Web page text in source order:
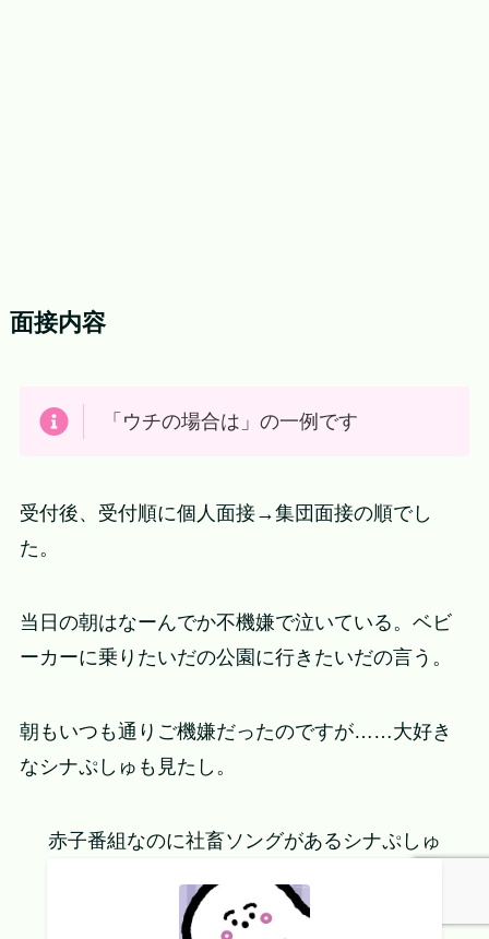
面接内容
「ウチの場合は」の一例です
受付後、受付順に個人面接→集団面接の順でし
た。
当日の朝はなーんでか不機嫌で泣いている。ベビ
ーカーに乗りたいだの公園に行きたいだの言う。
朝もいつも通りご機嫌だったのですが……大好き
なシナぷしゅも見たし。
赤子番組なのに社畜ソングがあるシナぷしゅ